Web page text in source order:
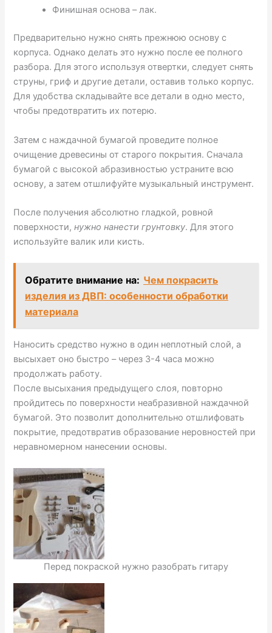
Финишная основа – лак.
Предварительно нужно снять прежнюю основу с
корпуса. Однако делать это нужно после ее полного
разбора. Для этого используя отвертки, следует снять
струны, гриф и другие детали, оставив только корпус.
Для удобства складывайте все детали в одно место,
чтобы предотвратить их потерю.
Затем с наждачной бумагой проведите полное
очищение древесины от старого покрытия. Сначала
бумагой с высокой абразивностью устраните всю
основу, а затем отшлифуйте музыкальный инструмент.
После получения абсолютно гладкой, ровной
поверхности,нужно нанести грунтовку. Для этого
используйте валик или кисть.
Обратите внимание на: Чем покрасить
изделия из ДВП: особенности обработки
материала
Наносить средство нужно в один неплотный слой, а
высыхает оно быстро – через 3-4 часа можно
продолжать работу.
После высыхания предыдущего слоя, повторно
пройдитесь по поверхности неабразивной наждачной
бумагой. Это позволит дополнительно отшлифовать
покрытие, предотвратив образование неровностей при
неравномерном нанесении основы.
Перед покраской нужно разобрать гитару